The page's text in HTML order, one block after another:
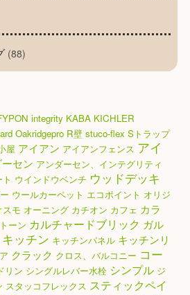
(88)
integrity KABA KICHLER
Oakridgepro R壁 stuco-flex Sトラップ
屋 アイアン アイアンフェンス アイ
セン アンダーセン、インテグリティ
ウインドウベンチ ウッドデッキ
ウールカーペット エコポイント オリジ
スモ オーニング カチオン カフェ カラ
ーン カルチャードブリック ガル
キッチン キッチンパネル キッチンリ
クラック クロス、バルコニー コー
リン シングルレバー水栓 シンプル ジ
スタッコフレックス スティックペイ